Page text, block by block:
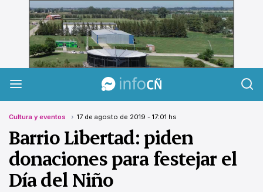
InfoCañuelas
Cultura y eventos 17 de agosto de 2019 - 17:01 hs
Barrio Libertad: piden
donaciones para festejar el
Día del Niño